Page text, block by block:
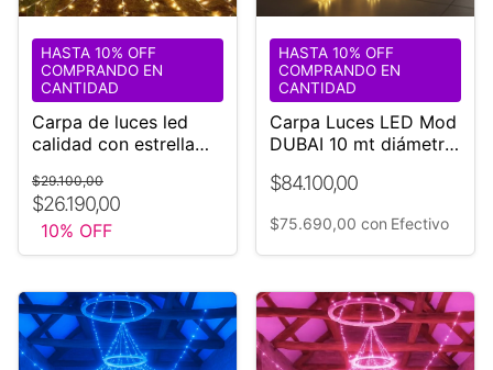
Carpa de luces led
calidad con estrella
$26.190,00
$29.100,00
10% OFF
HASTA 10% OFF
COMPRANDO EN
CANTIDAD
Carpa Luces LED Mod
DUBAI 10 mt diámetro
$84.100,00
HASTA 10% OFF
COMPRANDO EN
CANTIDAD
$75.690,00 con Efectivo